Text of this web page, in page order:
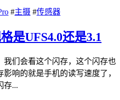
#主摄 #传感器
是UFS4.0还是3.1
我们会看这个闪存，这个闪存也
响的就是手机的读写速度了，
存...